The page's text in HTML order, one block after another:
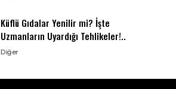
Küflü Gıdalar Yenilir mi? İşte
Uzmanların Uyardığı Tehlikeler!..
Diğer